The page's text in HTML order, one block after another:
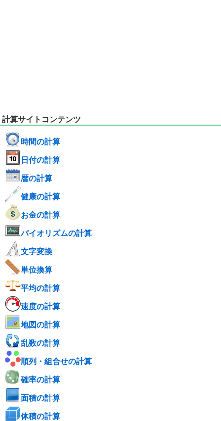
計算サイトコンテンツ
時間の計算
日付の計算
暦の計算
健康の計算
お金の計算
バイオリズムの計算
文字変換
単位換算
平均の計算
速度の計算
地図の計算
乱数の計算
順列・組合せの計算
確率の計算
面積の計算
体積の計算